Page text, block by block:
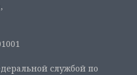
службой по